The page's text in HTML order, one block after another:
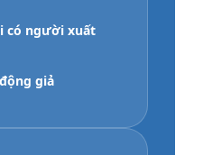
có người xuất
giả